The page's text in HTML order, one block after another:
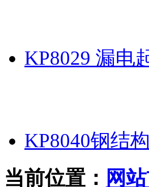
KP8029 漏电
KP8040钢结
当前位置： 网